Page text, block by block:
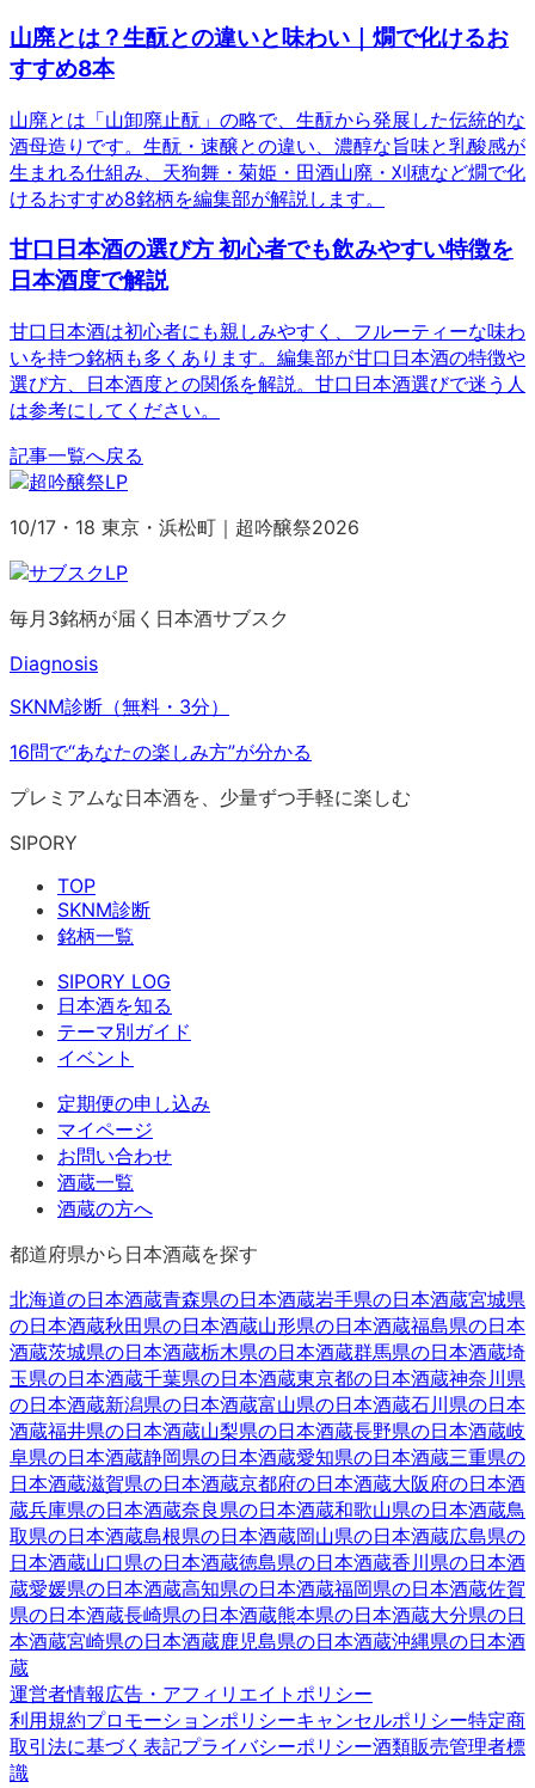
山廃とは？生酛との違いと味わい｜燗で化けるお
すすめ8本
山廃とは「山卸廃止酛」の略で、生酛から発展した伝統的な
酒母造りです。生酛・速醸との違い、濃醇な旨味と乳酸感が
生まれる仕組み、天狗舞・菊姫・田酒山廃・刈穂など燗で化
けるおすすめ8銘柄を編集部が解説します。
甘口日本酒の選び方 初心者でも飲みやすい特徴を
日本酒度で解説
甘口日本酒は初心者にも親しみやすく、フルーティーな味わ
いを持つ銘柄も多くあります。編集部が甘口日本酒の特徴や
選び方、日本酒度との関係を解説。甘口日本酒選びで迷う人
は参考にしてください。
記事一覧へ戻る
10/17・18 東京・浜松町｜超吟醸祭2026
毎月3銘柄が届く日本酒サブスク
Diagnosis
SKNM診断（無料・3分）
16問で“あなたの楽しみ方”が分かる
プレミアムな日本酒を、少量ずつ手軽に楽しむ
SIPORY
TOP
SKNM診断
銘柄一覧
SIPORY LOG
日本酒を知る
テーマ別ガイド
イベント
定期便の申し込み
マイページ
お問い合わせ
酒蔵一覧
酒蔵の方へ
都道府県から日本酒蔵を探す
北海道の日本酒蔵青森県の日本酒蔵岩手県の日本酒蔵宮城県
の日本酒蔵秋田県の日本酒蔵山形県の日本酒蔵福島県の日本
酒蔵茨城県の日本酒蔵栃木県の日本酒蔵群馬県の日本酒蔵埼
玉県の日本酒蔵千葉県の日本酒蔵東京都の日本酒蔵神奈川県
の日本酒蔵新潟県の日本酒蔵富山県の日本酒蔵石川県の日本
酒蔵福井県の日本酒蔵山梨県の日本酒蔵長野県の日本酒蔵岐
阜県の日本酒蔵静岡県の日本酒蔵愛知県の日本酒蔵三重県の
日本酒蔵滋賀県の日本酒蔵京都府の日本酒蔵大阪府の日本酒
蔵兵庫県の日本酒蔵奈良県の日本酒蔵和歌山県の日本酒蔵鳥
取県の日本酒蔵島根県の日本酒蔵岡山県の日本酒蔵広島県の
日本酒蔵山口県の日本酒蔵徳島県の日本酒蔵香川県の日本酒
蔵愛媛県の日本酒蔵高知県の日本酒蔵福岡県の日本酒蔵佐賀
県の日本酒蔵長崎県の日本酒蔵熊本県の日本酒蔵大分県の日
本酒蔵宮崎県の日本酒蔵鹿児島県の日本酒蔵沖縄県の日本酒
蔵
運営者情報広告・アフィリエイトポリシー
利用規約プロモーションポリシーキャンセルポリシー特定商
取引法に基づく表記プライバシーポリシー酒類販売管理者標
識